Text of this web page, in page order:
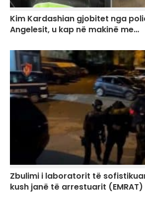
Kim Kardashian gjobitet nga
Angelesit, u kap në makinë me…
Zbulimi i laboratorit të
kush janë të arrestuarit (EMRAT)